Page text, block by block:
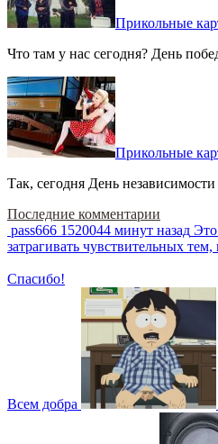
Прикольные
Что там у нас сегодня? День
Прикольные
Так, сегодня День
Последние комментарии
pass666 1520044 минут назад
затрагивать чувствительных
Спасибо!
Всем добра